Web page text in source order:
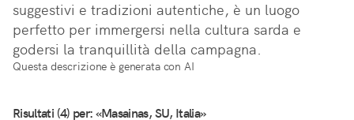
suggestivi e tradizioni autentiche, è un luogo
perfetto per immergersi nella cultura sarda e
godersi la tranquillità della campagna.
Questa descrizione è generata con AI
Risultati (4) per: «Masainas, SU, Italia»